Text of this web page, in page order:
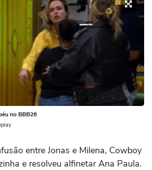
no BBB26
entre Jonas e Milena, Cowboy
e resolveu alfinetar Ana Paula.